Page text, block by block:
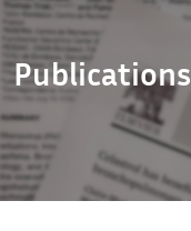
Publications